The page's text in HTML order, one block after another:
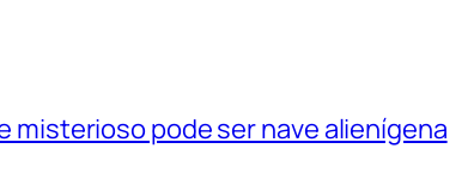
misterioso pode ser nave alienígena